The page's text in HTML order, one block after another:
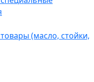
(масло, стойки,